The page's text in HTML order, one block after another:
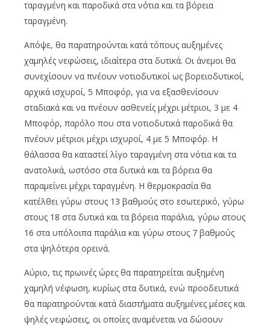
ταραγμένη και παροδικά στα νότια και τα βόρεια
ταραγμένη.
Απόψε, θα παρατηρούνται κατά τόπους αυξημένες
χαμηλές νεφώσεις, ιδιαίτερα στα δυτικά. Οι άνεμοι θα
συνεχίσουν να πνέουν νοτιοδυτικοί ως βορειοδυτικοί,
αρχικά ισχυροί, 5 Μποφόρ, για να εξασθενίσουν
σταδιακά και να πνέουν ασθενείς μέχρι μέτριοι, 3 με 4
Μποφόρ, παρόλο που στα νοτιοδυτικά παροδικά θα
πνέουν μέτριοι μέχρι ισχυροί, 4 με 5 Μποφόρ. Η
θάλασσα θα καταστεί λίγο ταραγμένη στα νότια και τα
ανατολικά, ωστόσο στα δυτικά και τα βόρεια θα
παραμείνει μέχρι ταραγμένη. Η θερμοκρασία θα
κατέλθει γύρω στους 13 βαθμούς στο εσωτερικό, γύρω
στους 18 στα δυτικά και τα βόρεια παράλια, γύρω στους
16 στα υπόλοιπα παράλια και γύρω στους 7 βαθμούς
στα ψηλότερα ορεινά.
Αύριο, τις πρωινές ώρες θα παρατηρείται αυξημένη
χαμηλή νέφωση, κυρίως στα δυτικά, ενώ προοδευτικά
θα παρατηρούνται κατά διαστήματα αυξημένες μέσες και
ψηλές νεφώσεις, οι οποίες αναμένεται να δώσουν